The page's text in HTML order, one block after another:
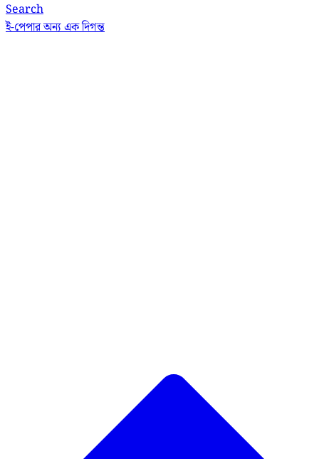
Search
ই-পেপারঅন্য এক দিগন্ত